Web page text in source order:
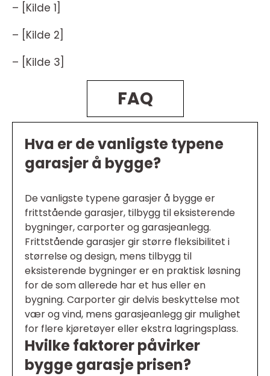
– [Kilde 1]
– [Kilde 2]
– [Kilde 3]
FAQ
Hva er de vanligste typene
garasjer å bygge?
De vanligste typene garasjer å bygge er
frittstående garasjer, tilbygg til eksisterende
bygninger, carporter og garasjeanlegg.
Frittstående garasjer gir større fleksibilitet i
størrelse og design, mens tilbygg til
eksisterende bygninger er en praktisk løsning
for de som allerede har et hus eller en
bygning. Carporter gir delvis beskyttelse mot
vær og vind, mens garasjeanlegg gir mulighet
for flere kjøretøyer eller ekstra lagringsplass.
Hvilke faktorer påvirker
bygge garasje prisen?